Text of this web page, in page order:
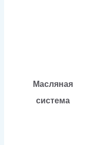
Масляная
система